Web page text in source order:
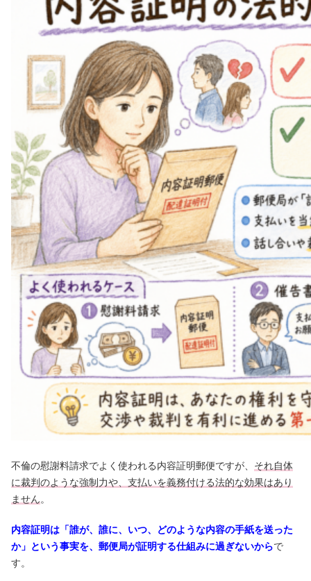
不倫の慰謝料請求でよく使われる内容証明郵便ですが、 それ自体
に裁判のような強制力や、支払いを義務付ける法的な効果はあり
ません。
内容証明は「誰が、誰に、いつ、どのような内容の手紙を送った
か」という事実を、郵便局が証明する仕組みに過ぎないからで
す。